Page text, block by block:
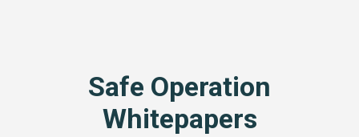
Safe Operation
Whitepapers